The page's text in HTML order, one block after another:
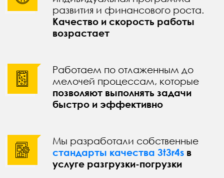
развития и финансового роста.
Качество и скорость работы
возрастает
Работаем по отлаженным до
мелочей процессам, которые
позволяют выполнять задачи
быстро и эффективно
Мы разработали собственные
стандарты качества 3t3r4s в
услуге разгрузки-погрузки